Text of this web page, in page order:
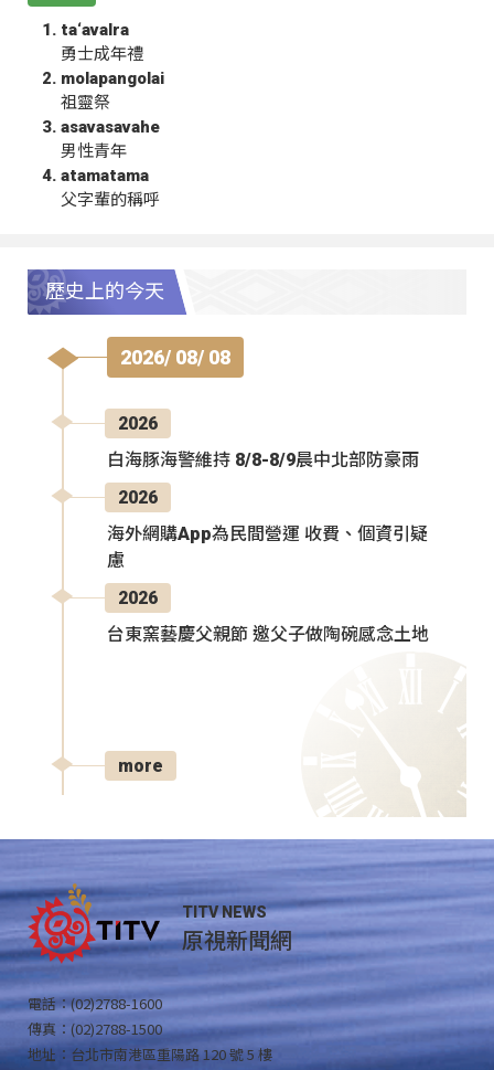
ta‘avalra
勇士成年禮
molapangolai
祖靈祭
asavasavahe
男性青年
atamatama
父字輩的稱呼
歷史上的今天
2026/ 08/ 08
2026
白海豚海警維持 8/8-8/9晨中北部防豪雨
2026
海外網購App為民間營運 收費、個資引疑
慮
2026
台東窯藝慶父親節 邀父子做陶碗感念土地
more
TITV NEWS
原視新聞網
電話：(02)2788-1600
傳真：(02)2788-1500
地址：台北市南港區重陽路 120 號 5 樓